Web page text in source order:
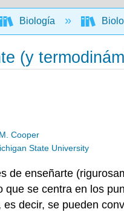
global
Biología
(y
Cooper
State University
de enseñarte
se centra en los
decir, se pueden